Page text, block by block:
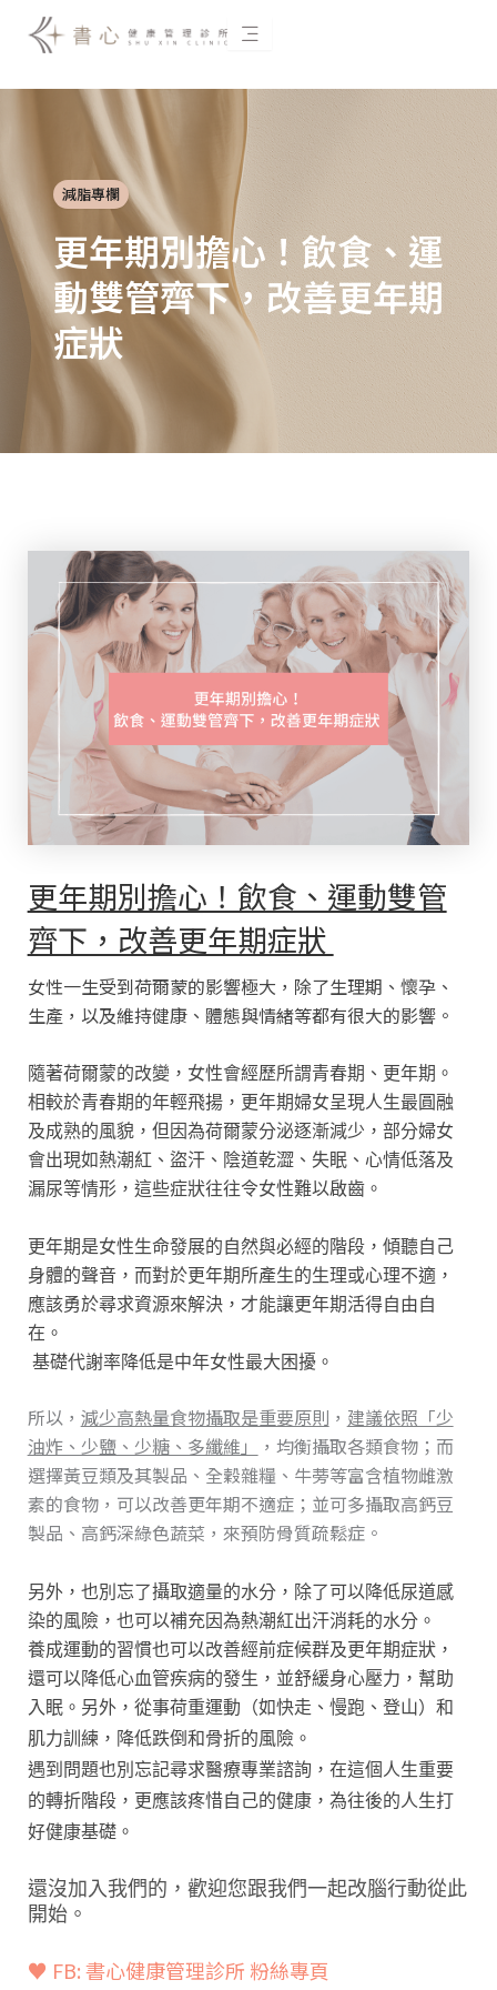
減脂專欄
更年期別擔心！飲食、運
動雙管齊下，改善更年期
症狀
更年期別擔心！飲食、運動雙管
齊下，改善更年期症狀
女性一生受到荷爾蒙的影響極大，除了生理期、懷孕、
生產，以及維持健康、體態與情緒等都有很大的影響。
隨著荷爾蒙的改變，女性會經歷所謂青春期、更年期。
相較於青春期的年輕飛揚，更年期婦女呈現人生最圓融
及成熟的風貌，但因為荷爾蒙分泌逐漸減少，部分婦女
會出現如熱潮紅、盜汗、陰道乾澀、失眠、心情低落及
漏尿等情形，這些症狀往往令女性難以啟齒。
更年期是女性生命發展的自然與必經的階段，傾聽自己
身體的聲音，而對於更年期所產生的生理或心理不適，
應該勇於尋求資源來解決，才能讓更年期活得自由自
在。
基礎代謝率降低是中年女性最大困擾。
所以， 減少高熱量食物攝取是重要原則 ， 建議依照「少
油炸、少鹽、少糖、多纖維」
，均衡攝取各類食物；而
選擇黃豆類及其製品、全穀雜糧、牛蒡等富含植物雌激
素的食物，可以改善更年期不適症；並可多攝取高鈣豆
製品、高鈣深綠色蔬菜，來預防骨質疏鬆症。
另外，也別忘了攝取適量的水分，除了可以降低尿道感
染的風險，也可以補充因為熱潮紅出汗消耗的水分。
養成運動的習慣也可以改善經前症候群及更年期症狀，
還可以降低心血管疾病的發生，並舒緩身心壓力，幫助
入眠。 另外，從事荷重運動（如快走、慢跑、登山）和
肌力訓練，降低跌倒和骨折的風險。
遇到問題也別忘記尋求醫療專業諮詢，在這個人生重要
的轉折階段，更應該疼惜自己的健康，為往後的人生打
好健康基礎。
還沒加入我們的，歡迎您跟我們一起改腦行動從此
開始。
♥ FB: 書心健康管理診所 粉絲專頁